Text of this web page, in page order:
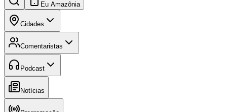
Eu Amazônia
Cidades
Comentaristas
Podcast
Notícias